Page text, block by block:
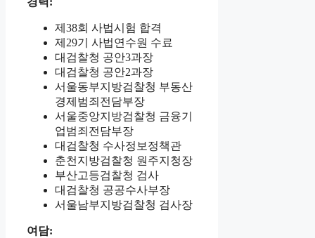
제38회 사법시험 합격
제29기 사법연수원 수료
대검찰청 공안3과장
대검찰청 공안2과장
서울동부지방검찰청 부동산
경제범죄전담부장
서울중앙지방검찰청 금융기
업범죄전담부장
대검찰청 수사정보정책관
춘천지방검찰청 원주지청장
부산고등검찰청 검사
대검찰청 공공수사부장
서울남부지방검찰청 검사장
여담: